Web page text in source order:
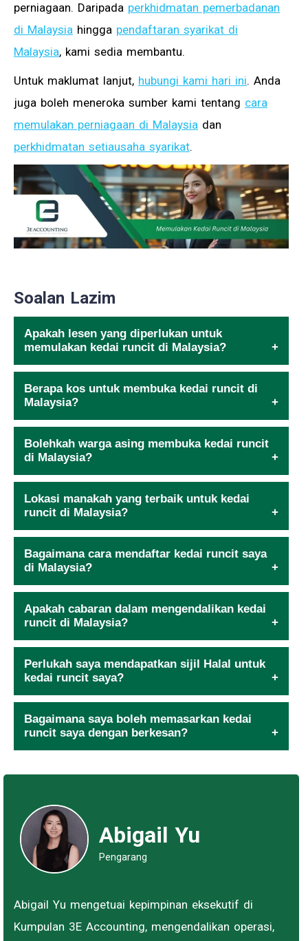
perniagaan. Daripada perkhidmatan pemerbadanan
di Malaysia hingga pendaftaran syarikat di
Malaysia, kami sedia membantu.
Untuk maklumat lanjut, hubungi kami hari ini. Anda
juga boleh meneroka sumber kami tentang cara
memulakan perniagaan di Malaysia dan
perkhidmatan setiausaha syarikat.
Soalan Lazim
Apakah lesen yang diperlukan untuk
memulakan kedai runcit di Malaysia?
Berapa kos untuk membuka kedai runcit di
Malaysia?
Bolehkah warga asing membuka kedai runcit
di Malaysia?
Lokasi manakah yang terbaik untuk kedai
runcit di Malaysia?
Bagaimana cara mendaftar kedai runcit saya
di Malaysia?
Apakah cabaran dalam mengendalikan kedai
runcit di Malaysia?
Perlukah saya mendapatkan sijil Halal untuk
kedai runcit saya?
Bagaimana saya boleh memasarkan kedai
runcit saya dengan berkesan?
Abigail Yu
Pengarang
Abigail Yu mengetuai kepimpinan eksekutif di
Kumpulan 3E Accounting, mengendalikan operasi,